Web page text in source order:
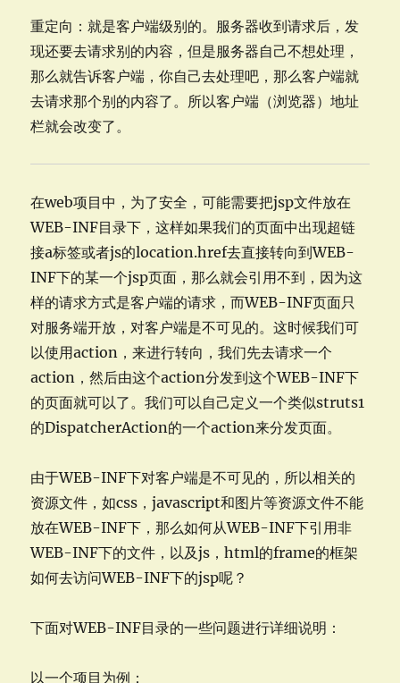
重定向：就是客户端级别的。服务器收到请求后，发
现还要去请求别的内容，但是服务器自己不想处理，
那么就告诉客户端，你自己去处理吧，那么客户端就
去请求那个别的内容了。所以客户端（浏览器）地址
栏就会改变了。
在web项目中，为了安全，可能需要把jsp文件放在
WEB-INF目录下，这样如果我们的页面中出现超链
接a标签或者js的location.href去直接转向到WEB-
INF下的某一个jsp页面，那么就会引用不到，因为这
样的请求方式是客户端的请求，而WEB-INF页面只
对服务端开放，对客户端是不可见的。这时候我们可
以使用action，来进行转向，我们先去请求一个
action，然后由这个action分发到这个WEB-INF下
的页面就可以了。我们可以自己定义一个类似struts1
的DispatcherAction的一个action来分发页面。
由于WEB-INF下对客户端是不可见的，所以相关的
资源文件，如css，javascript和图片等资源文件不能
放在WEB-INF下，那么如何从WEB-INF下引用非
WEB-INF下的文件，以及js，html的frame的框架
如何去访问WEB-INF下的jsp呢？
下面对WEB-INF目录的一些问题进行详细说明：
以一个项目为例：